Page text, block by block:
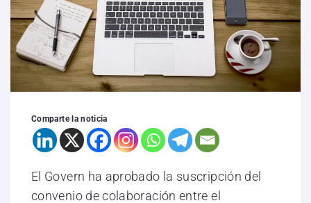
Comparte la noticia
El Govern ha aprobado la suscripción del
convenio de colaboración entre el